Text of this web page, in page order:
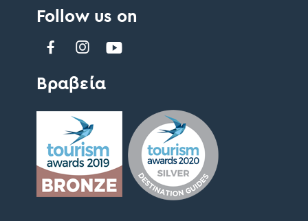
Follow us on
Βραβεία